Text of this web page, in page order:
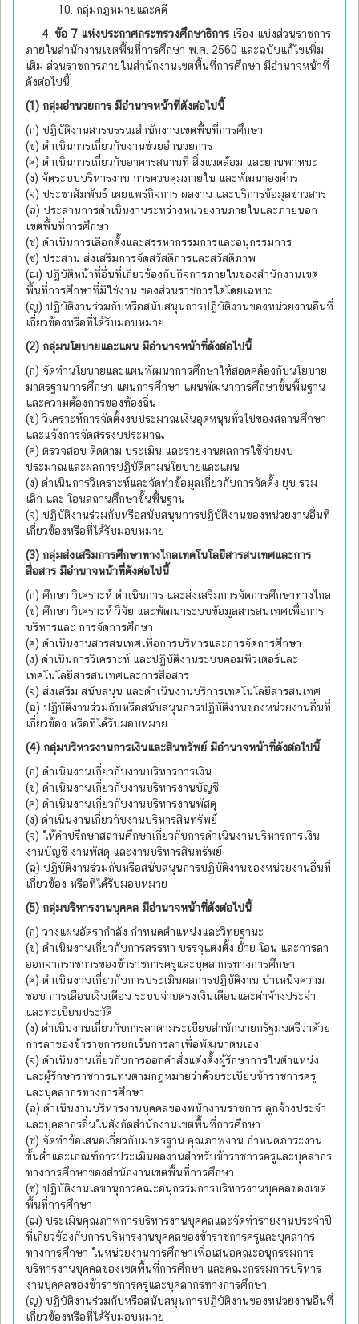
10. กลุ่มกฎหมายและคดี
4. ข้อ 7 แห่งประกาศกระทรวงศึกษาธิการ เรื่อง แบ่งส่วนราชการ
ภายในสำนักงานเขตพื้นที่การศึกษา พ.ศ. 2560 และฉบับแก้ไขเพิ่ม
เติม ส่วนราชการภายในสำนักงานเขตพื้นที่การศึกษา มีอำนาจหน้าที่
ดังต่อไปนี้
(1) กลุ่มอำนวยการ มีอำนาจหน้าที่ดังต่อไปนี้
(ก) ปฏิบัติงานสารบรรณสำนักงานเขตพื้นที่การศึกษา
(ข) ดำเนินการเกี่ยวกับงานช่วยอำนวยการ
(ค) ดำเนินการเกี่ยวกับอาคารสถานที่ สิ่งแวดล้อม และยานพาหนะ
(ง) จัดระบบบริหารงาน การควบคุมภายใน และพัฒนาองค์กร
(จ) ประชาสัมพันธ์ เผยแพร่กิจการ ผลงาน และบริการข้อมูลข่าวสาร
(ฉ) ประสานการดำเนินงานระหว่างหน่วยงานภายในและภายนอก
เขตพื้นที่การศึกษา
(ช) ดำเนินการเลือกตั้งและสรรหากรรมการและอนุกรรมการ
(ซ) ประสาน ส่งเสริมการจัดสวัสดิการและสวัสดิภาพ
(ฌ) ปฏิบัติหน้าที่อื่นที่เกี่ยวข้องกับกิจการภายในของสำนักงานเขต
พื้นที่การศึกษาที่มิใช่งาน ของส่วนราชการใดโดยเฉพาะ
(ญ) ปฏิบัติงานร่วมกับหรือสนับสนุนการปฏิบัติงานของหน่วยงานอื่นที่
เกี่ยวข้องหรือที่ได้รับมอบหมาย
(2) กลุ่มนโยบายและแผน มีอำนาจหน้าที่ดังต่อไปนี้
(ก) จัดทำนโยบายและแผนพัฒนาการศึกษาให้สอดคล้องกับนโยบาย
มาตรฐานการศึกษา แผนการศึกษา แผนพัฒนาการศึกษาขั้นพื้นฐาน
และความต้องการของท้องถิ่น
(ข) วิเคราะห์การจัดตั้งงบประมาณเงินอุดหนุนทั่วไปของสถานศึกษา
และแจ้งการจัดสรรงบประมาณ
(ค) ตรวจสอบ ติดตาม ประเมิน และรายงานผลการใช้จ่ายงบ
ประมาณและผลการปฏิบัติตามนโยบายและแผน
(ง) ดำเนินการวิเคราะห์และจัดทำข้อมูลเกี่ยวกับการจัดตั้ง ยุบ รวม
เลิก และ โอนสถานศึกษาขั้นพื้นฐาน
(จ) ปฏิบัติงานร่วมกับหรือสนับสนุนการปฏิบัติงานของหน่วยงานอื่นที่
เกี่ยวข้องหรือที่ได้รับมอบหมาย
(3) กลุ่มส่งเสริมการศึกษาทางไกลเทคโนโลยีสารสนเทศและการ
สื่อสาร มีอำนาจหน้าที่ดังต่อไปนี้
(ก) ศึกษา วิเคราะห์ ดำเนินการ และส่งเสริมการจัดการศึกษาทางไกล
(ข) ศึกษา วิเคราะห์ วิจัย และพัฒนาระบบข้อมูลสารสนเทศเพื่อการ
บริหารและ การจัดการศึกษา
(ค) ดำเนินงานสารสนเทศเพื่อการบริหารและการจัดการศึกษา
(ง) ดำเนินการวิเคราะห์ และปฏิบัติงานระบบคอมพิวเตอร์และ
เทคโนโลยีสารสนเทศและการสื่อสาร
(จ) ส่งเสริม สนับสนุน และดำเนินงานบริการเทคโนโลยีสารสนเทศ
(ฉ) ปฏิบัติงานร่วมกับหรือสนับสนุนการปฏิบัติงานของหน่วยงานอื่นที่
เกี่ยวข้อง หรือที่ได้รับมอบหมาย
(4) กลุ่มบริหารงานการเงินและสินทรัพย์ มีอำนาจหน้าที่ดังต่อไปนี้
(ก) ดำเนินงานเกี่ยวกับงานบริหารการเงิน
(ข) ดำเนินงานเกี่ยวกับงานบริหารงานบัญชี
(ค) ดำเนินงานเกี่ยวกับงานบริหารงานพัสดุ
(ง) ดำเนินงานเกี่ยวกับงานบริหารสินทรัพย์
(จ) ให้คำปรึกษาสถานศึกษาเกี่ยวกับการดำเนินงานบริหารการเงิน
งานบัญชี งานพัสดุ และงานบริหารสินทรัพย์
(ฉ) ปฏิบัติงานร่วมกับหรือสนับสนุนการปฏิบัติงานของหน่วยงานอื่นที่
เกี่ยวข้อง หรือที่ได้รับมอบหมาย
(5) กลุ่มบริหารงานบุคคล มีอำนาจหน้าที่ดังต่อไปนี้
(ก) วางแผนอัตรากำลัง กำหนดตำแหน่งและวิทยฐานะ
(ข) ดำเนินงานเกี่ยวกับการสรรหา บรรจุแต่งตั้ง ย้าย โอน และการลา
ออกจากราชการของข้าราชการครูและบุคลากรทางการศึกษา
(ค) ดำเนินงานเกี่ยวกับการประเมินผลการปฏิบัติงาน บำเหน็จความ
ชอบ การเลื่อนเงินเดือน ระบบจ่ายตรงเงินเดือนและค่าจ้างประจำ
และทะเบียนประวัติ
(ง) ดำเนินงานเกี่ยวกับการลาตามระเบียบสำนักนายกรัฐมนตรีว่าด้วย
การลาของข้าราชการยกเว้นการลาเพื่อพัฒนาตนเอง
(จ) ดำเนินงานเกี่ยวกับการออกคำสั่งแต่งตั้งผู้รักษาการในตำแหน่ง
และผู้รักษาราชการแทนตามกฎหมายว่าด้วยระเบียบข้าราชการครู
และบุคลากรทางการศึกษา
(ฉ) ดำเนินงานบริหารงานบุคคลของพนักงานราชการ ลูกจ้างประจำ
และบุคลากรอื่นในสังกัดสำนักงานเขตพื้นที่การศึกษา
(ช) จัดทำข้อเสนอเกี่ยวกับมาตรฐาน คุณภาพงาน กำหนดภาระงาน
ขั้นต่ำและเกณฑ์การประเมินผลงานสำหรับข้าราชการครูและบุคลากร
ทางการศึกษาของสำนักงานเขตพื้นที่การศึกษา
(ซ) ปฏิบัติงานเลขานุการคณะอนุกรรมการบริหารงานบุคคลของเขต
พื้นที่การศึกษา
(ฌ) ประเมินคุณภาพการบริหารงานบุคคลและจัดทำรายงานประจำปี
ที่เกี่ยวข้องกับการบริหารงานบุคคลของข้าราชการครูและบุคลากร
ทางการศึกษา ในหน่วยงานการศึกษาเพื่อเสนอคณะอนุกรรมการ
บริหารงานบุคคลของเขตพื้นที่การศึกษา และคณะกรรมการบริหาร
งานบุคคลของข้าราชการครูและบุคลากรทางการศึกษา
(ญ) ปฏิบัติงานร่วมกับหรือสนับสนุนการปฏิบัติงานของหน่วยงานอื่นที่
เกี่ยวข้องหรือที่ได้รับมอบหมาย